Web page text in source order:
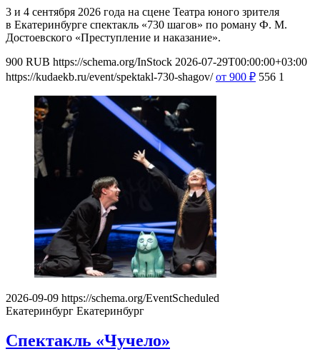
3 и 4 сентября 2026 года на сцене Театра юного зрителя
в Екатеринбурге спектакль «730 шагов» по роману Ф. М.
Достоевского «Преступление и наказание».
900 RUB https://schema.org/InStock 2026-07-29T00:00:00+03:00
https://kudaekb.ru/event/spektakl-730-shagov/ от 900 ₽ 556 1
2026-09-09 https://schema.org/EventScheduled
Екатеринбург Екатеринбург
Спектакль «Чучело»